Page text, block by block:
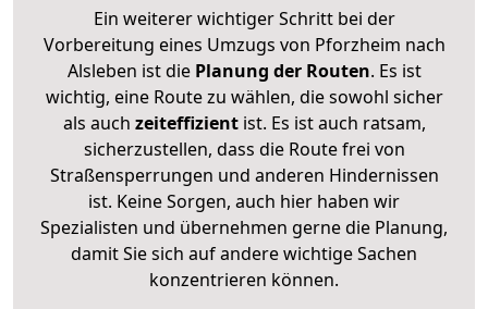
Ein weiterer wichtiger Schritt bei der
Vorbereitung eines Umzugs von Pforzheim nach
Alsleben ist diePlanung der Routen. Es ist
wichtig, eine Route zu wählen, die sowohl sicher
als auch zeiteffizientist. Es ist auch ratsam,
sicherzustellen, dass die Route frei von
Straßensperrungen und anderen Hindernissen
ist. Keine Sorgen, auch hier haben wir
Spezialisten und übernehmen gerne die Planung,
damit Sie sich auf andere wichtige Sachen
konzentrieren können.